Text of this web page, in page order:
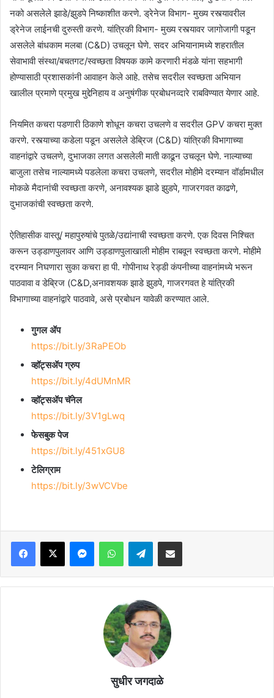
नको असलेले झाडे/झुडपे निष्काशीत करणे. ड्रेनेज विभाग- मुख्य रस्त्यावरील
ड्रेनेज लाईनची दुरुस्ती करणे. यांत्रिकी विभाग- मुख्य रस्त्यावर जागोजागी पडून
असलेले बांधकाम मलबा (C&D) उचलून घेणे. सदर अभियानामध्ये शहरातील
सेवाभावी संस्था/बचतगट/स्वच्छता विषयक कामे करणारी मंडळे यांना सहभागी
होण्यासाठी प्रशासकांनी आवाहन केले आहे. तसेच सदरील स्वच्छता अभियान
खालील प्रमाणे प्रमुख मुद्देनिहाय व अनुषंगीक प्रबोधनव्दारे राबविण्यात येणार आहे.
नियमित कचरा पडणारी ठिकाणे शोधून कचरा उचलणे व सदरील GPV कचरा मुक्त
करणे. रस्त्याच्या कडेला पडून असलेले डेब्रिज (C&D) यांत्रिकी विभागाच्या
वाहनांद्वारे उचलणे, दुभाजका लगत असलेली माती काढून उचलून घेणे. नाल्याच्या
बाजुला तसेच नाल्यामध्ये पडलेला कचरा उचलणे, सदरील मोहीमे दरम्यान वॉर्डामधील
मोकळे मैदानांची स्वच्छता करणे, अनावश्यक झाडे झुडपे, गाजरगवत काढणे,
दुभाजकांची स्वच्छता करणे.
ऐतिहासीक वास्तू/ महापुरुषांचे पुतळे/उद्यांनाची स्वच्छता करणे. एक दिवस निश्चित
करून उड्डाणपुलावर आणि उड्डाणपुलाखाली मोहीम राबवून स्वच्छता करणे. मोहीमे
दरम्यान निघणारा सुका कचरा हा पी. गोपीनाथ रेड्डी कंपनीच्या वाहनांमध्ये भरून
पाठवावा व डेब्रिज (C&D,अनावशयक झाडे झुडपे, गाजरगवत हे यांत्रिकी
विभागाच्या वाहनांद्वारे पाठवावे, असे प्रबोधन यावेळी करण्यात आले.
गुगल ॲप
https://bit.ly/3RaPEOb
व्हॉट्सॲप ग्रुप
https://bit.ly/4dUMnMR
व्हॉट्सॲप चॅनेल
https://bit.ly/3V1gLwq
फेसबुक पेज
https://bit.ly/451xGU8
टेलिग्राम
https://bit.ly/3wVCVbe
Facebook
X MessengerWhatsAppTelegramShare via Email
सुधीर जगदाळे